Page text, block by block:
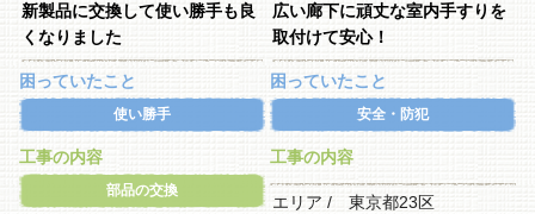
新製品に交換して使い勝手も良
くなりました
困っていたこと
使い勝手
工事の内容
部品の交換
広い廊下に頑丈な室内手すりを
取付けて安心！
困っていたこと
安全・防犯
工事の内容
エリア / 東京都23区